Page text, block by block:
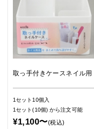
取っ手付きケースネイル用
1セット10個入
1セット(10個)から注文可能
¥1,100〜(税込)